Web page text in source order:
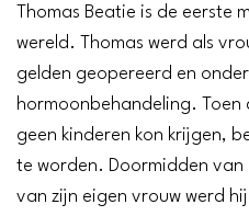
Thomas Beatie is de eerste
wereld. Thomas werd als
gelden geopereerd en
hormoonbehandeling.
geen kinderen kon krijgen,
te worden. Doormidden
van zijn eigen vrouw werd